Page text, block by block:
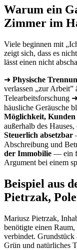
Warum ein
Zimmer im
Viele beginnen mit
zeigt sich, dass es
lässt einen nicht
➜ Physische
verlassen „zur
Telearbeitsforschung
häusliche Geräusche
Möglichkeit, Kunden
außerhalb des
Steuerlich absetzbar
Abschreibung und
der Immobilie — ein
Argument bei einem
Beispiel aus
Pietrzak,
Mariusz Pietrzak,
benötigte einen
verbindet.
Grün und natürliches